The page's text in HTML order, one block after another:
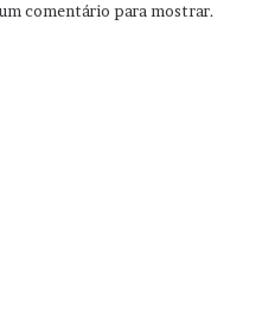
comentário para mostrar.